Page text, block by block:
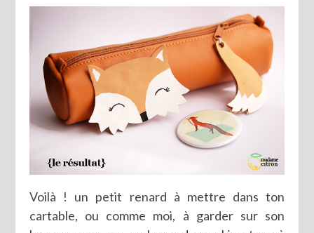
Voilà ! un petit renard à mettre dans ton
cartable, ou comme moi, à garder sur son